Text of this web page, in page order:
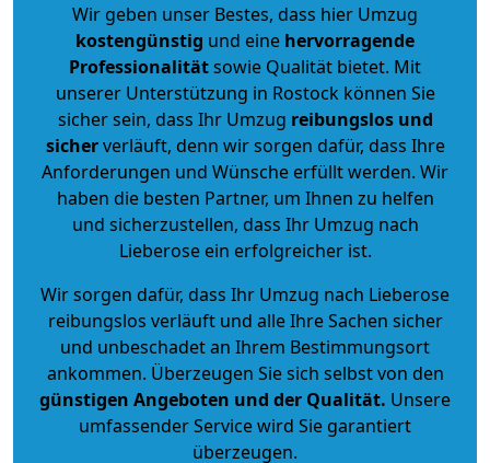
Wir geben unser Bestes, dass hier Umzug
kostengünstig und eine hervorragende
Professionalitätsowie Qualität bietet. Mit
unserer Unterstützung in Rostock können Sie
sicher sein, dass Ihr Umzug reibungslos und
sicherverläuft, denn wir sorgen dafür, dass Ihre
Anforderungen und Wünsche erfüllt werden. Wir
haben die besten Partner, um Ihnen zu helfen
und sicherzustellen, dass Ihr Umzug nach
Lieberose ein erfolgreicher ist.
Wir sorgen dafür, dass Ihr Umzug nach Lieberose
reibungslos verläuft und alle Ihre Sachen sicher
und unbeschadet an Ihrem Bestimmungsort
ankommen. Überzeugen Sie sich selbst von den
günstigen Angeboten und der Qualität. Unsere
umfassender Service wird Sie garantiert
überzeugen.